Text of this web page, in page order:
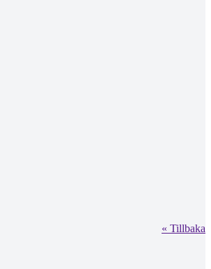
« Tillbaka